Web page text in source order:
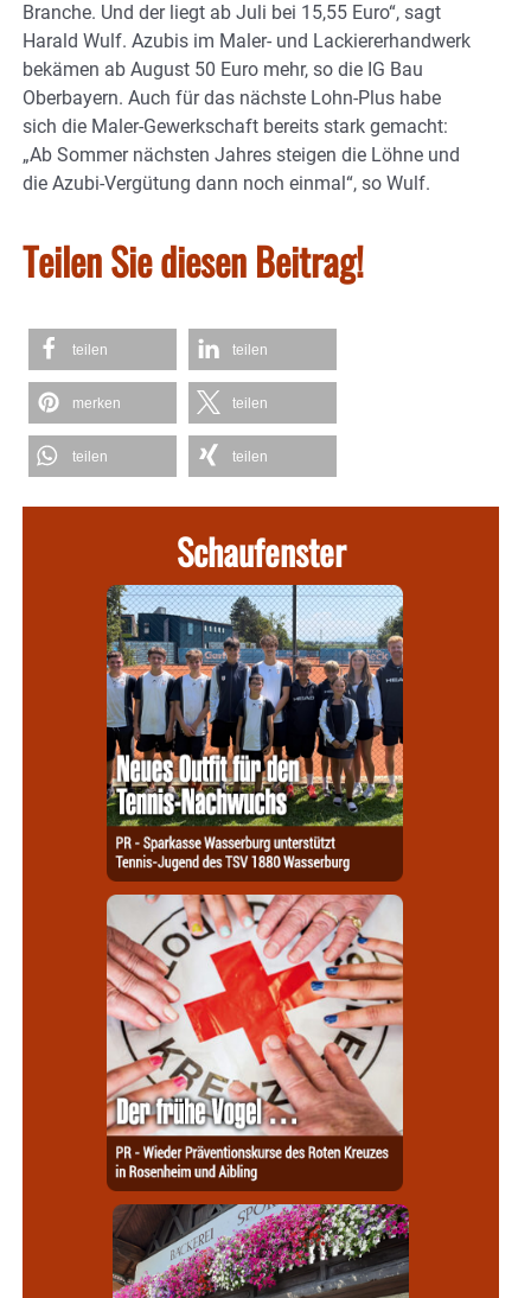
Branche. Und der liegt ab Juli bei 15,55 Euro“, sagt
Harald Wulf. Azubis im Maler- und Lackiererhandwerk
bekämen ab August 50 Euro mehr, so die IG Bau
Oberbayern. Auch für das nächste Lohn-Plus habe
sich die Maler-Gewerkschaft bereits stark gemacht:
„Ab Sommer nächsten Jahres steigen die Löhne und
die Azubi-Vergütung dann noch einmal“, so Wulf.
Teilen Sie diesen Beitrag!
teilen teilen
merken teilen
teilen teilen
Schaufenster